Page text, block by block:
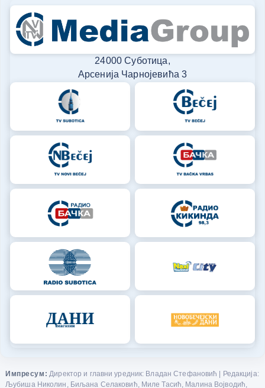
24000 Суботица,
Арсенија Чарнојевића 3
Импресум: Директор и главни уредник: Владан Стефановић | Редакција:
Љубиша Николин, Биљана Селаковић, Миле Тасић, Малина Војводић,